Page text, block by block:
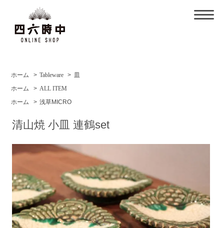
ホーム > Tableware > 皿
ホーム
> ALL ITEM
ホーム
> 浅草MICRO
清山焼 小皿 連鶴set